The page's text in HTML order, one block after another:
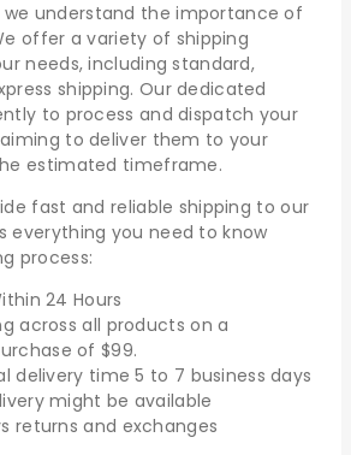
we understand the importance of
offer a variety of shipping
needs, including standard,
shipping. Our dedicated
to process and dispatch your
to deliver them to your
estimated timeframe.
fast and reliable shipping to our
everything you need to know
process:
24 Hours
across all products on a
of $99.
delivery time 5 to 7 business days
might be available
returns and exchanges